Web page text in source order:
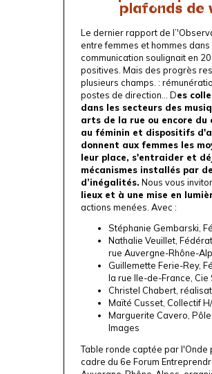
plafonds de
Le dernier rapport de
entre femmes et hommes
communication soulignait en
positives. Mais des progrès
plusieurs champs. :
postes de direction… Des
dans les secteurs des
arts de la rue ou encore du
au féminin et dispositifs
donnent aux femmes les
leur place, s'entraider et
mécanismes installés par
d’inégalités. Nous vous
lieux et à une mise en
actions menées. Avec :
Stéphanie Gembarski,
Nathalie Veuillet,
rue Auvergne-Rhône-
Guillemette Ferie-Rey,
la rue Ile-de-France, Cie
Christel Chabert,
Maïté Cusset, Collectif
Marguerite Cavero,
Images
Table ronde captée par l'Onde
cadre du 6e Forum